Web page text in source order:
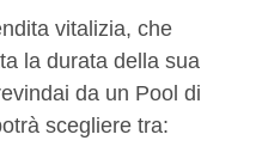
vitalizia, che
la durata della sua
da un Pool di
scegliere tra: